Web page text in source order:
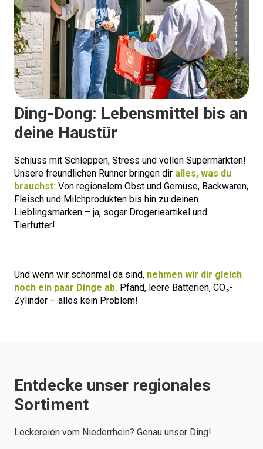
Ding-Dong: Lebensmittel bis an
deine Haustür
Schluss mit Schleppen, Stress und vollen Supermärkten!
Unsere freundlichen Runner bringen dir alles, was du
brauchst: Von regionalem Obst und Gemüse, Backwaren,
Fleisch und Milchprodukten bis hin zu deinen
Lieblingsmarken – ja, sogar Drogerieartikel und
Tierfutter!
Und wenn wir schonmal da sind, nehmen wir dir gleich
noch ein paar Dinge ab. Pfand, leere Batterien, CO₂-
Zylinder – alles kein Problem!
Entdecke unser regionales
Sortiment
Leckereien vom Niederrhein? Genau unser Ding!